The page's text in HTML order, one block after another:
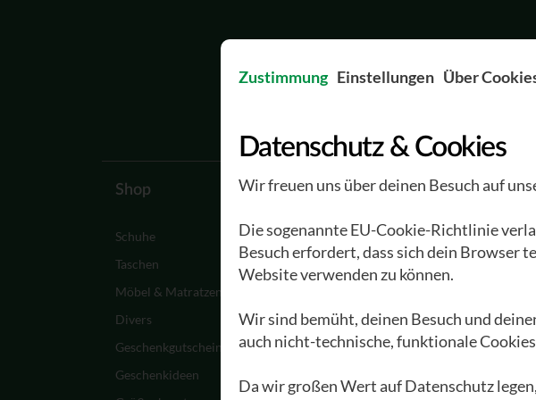
Shop
Schuhe
Taschen
Möbel & Matratzen
Divers
Geschenkgutscheine
Geschenkideen
Waldviertler
Ein Paar Waldviertler
entsteht
Materialien
Pflege &
Waldviertler FAQ
Das GEA
Eine bewegte
Geschichte
Zustimmung Einstellungen Über
Datenschutz & Cookies
Wir freuen uns über deinen Besuch auf
Die sogenannte EU-Cookie-Richtlinie
Besuch erfordert, dass sich dein Browser
Website verwenden zu können.
Wir sind bemüht, deinen Besuch und
auch nicht-technische, funktionale
Da wir großen Wert auf Datenschutz